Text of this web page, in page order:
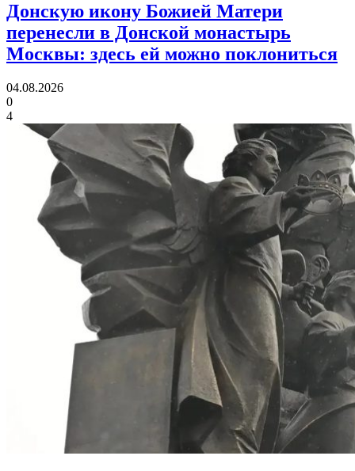
Донскую икону Божией Матери
перенесли в Донской монастырь
Москвы: здесь ей можно поклониться
04.08.2026
0
4